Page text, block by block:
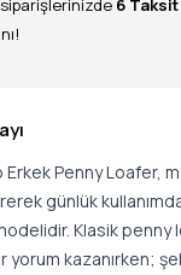
6 Taksit
Erkek Penny Loafer,
günlük
Klasik
yorum kazanırken;